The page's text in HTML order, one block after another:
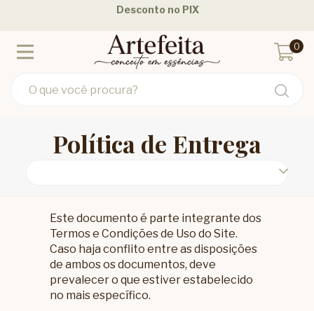
Desconto no PIX
0
Política de Entrega
Este documento é parte integrante dos
Termos e Condições de Uso do Site.
Caso haja conflito entre as disposições
de ambos os documentos, deve
prevalecer o que estiver estabelecido
no mais específico.